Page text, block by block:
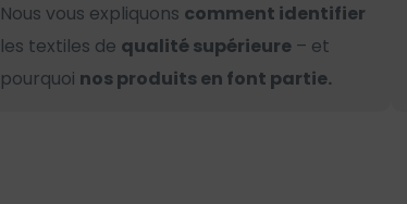
Nous vous expliquons comment identifier
les textiles de qualité supérieure – et
pourquoi nos produits en font partie.